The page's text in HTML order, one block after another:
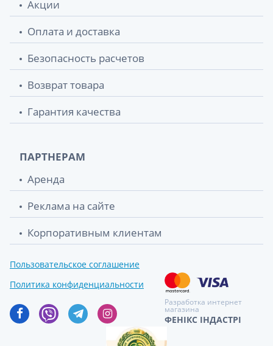
Акции
Оплата и доставка
Безопасность расчетов
Возврат товара
Гарантия качества
ПАРТНЕРАМ
Аренда
Реклама на сайте
Корпоративным клиентам
Пользовательское соглашение
Политика конфиденциальности
Разработка интернет
магазина
ФЕНІКС ІНДАСТРІ